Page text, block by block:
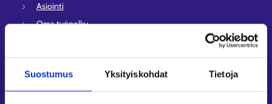
Suostumus Yksityiskohdat Tietoja
Asiointi
Oma työpolku
Avoimet työpaikat
Tietoa muilla kielillä